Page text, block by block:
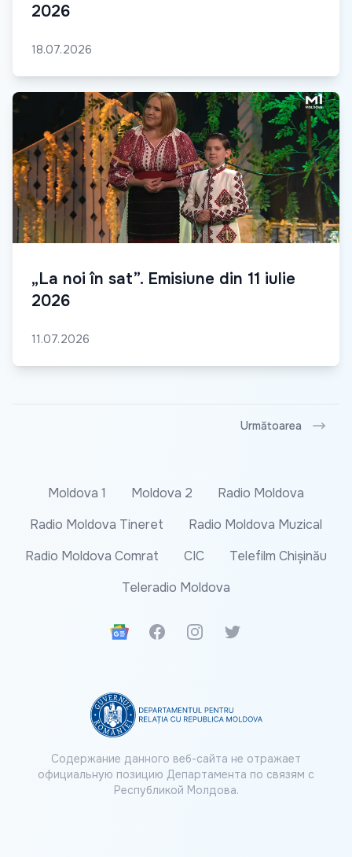
2026
18.07.2026
„La noi în sat”. Emisiune din 11 iulie
2026
11.07.2026
Următoarea
Moldova 1 Moldova 2
Radio Moldova
Radio Moldova Tineret
Radio Moldova Muzical
Radio Moldova Comrat
CIC
Telefilm Chișinău
Teleradio Moldova
Google News
FacebookInstagramTwitter
Содержание данного веб-сайта не отражает
официальную позицию Департамента по связям с
Республикой Молдова.